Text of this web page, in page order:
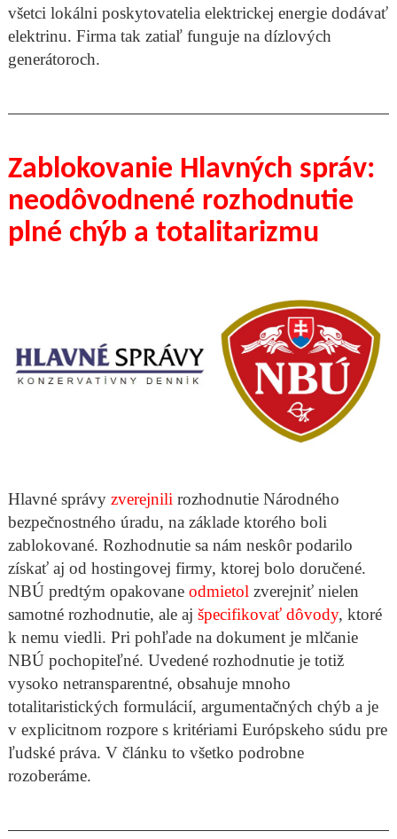
všetci lokálni poskytovatelia elektrickej energie dodávať
elektrinu. Firma tak zatiaľ funguje na dízlových
generátoroch.
Zablokovanie Hlavných správ:
neodôvodnené rozhodnutie
plné chýb a totalitarizmu
Hlavné správy zverejnili rozhodnutie Národného
bezpečnostného úradu, na základe ktorého boli
zablokované. Rozhodnutie sa nám neskôr podarilo
získať aj od hostingovej firmy, ktorej bolo doručené.
NBÚ predtým opakovane odmietol zverejniť nielen
samotné rozhodnutie, ale aj špecifikovať dôvody, ktoré
k nemu viedli. Pri pohľade na dokument je mlčanie
NBÚ pochopiteľné. Uvedené rozhodnutie je totiž
vysoko netransparentné, obsahuje mnoho
totalitaristických formulácií, argumentačných chýb a je
v explicitnom rozpore s kritériami Európskeho súdu pre
ľudské práva. V článku to všetko podrobne
rozoberáme.